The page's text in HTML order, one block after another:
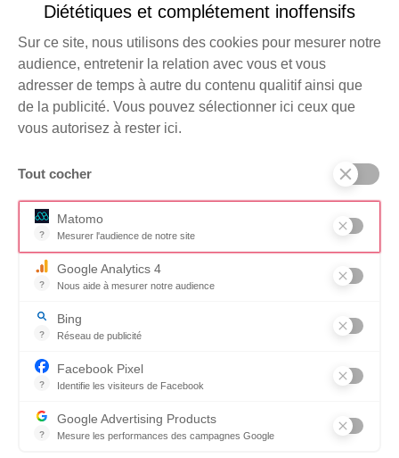
Diététiques et complétement inoffensifs
Sur ce site, nous utilisons des cookies pour mesurer notre
audience, entretenir la relation avec vous et vous
adresser de temps à autre du contenu qualitif ainsi que
de la publicité. Vous pouvez sélectionner ici ceux que
vous autorisez à rester ici.
Tout cocher
?
Matomo
Mesurer l'audience de notre site
Outil analytique (alternative à Google Analytics) collectant des
?
Google Analytics 4
Nous aide à mesurer notre audience
?
Bing
Réseau de publicité
?
Facebook Pixel
Identifie les visiteurs de Facebook
?
Google Advertising Products
Mesure les performances des campagnes Google